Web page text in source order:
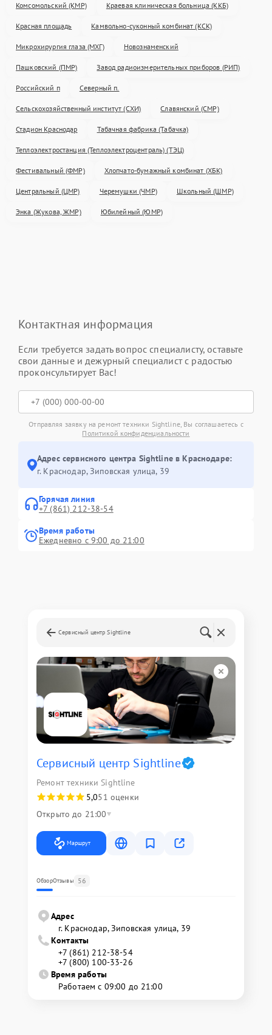
Комсомольский (КМР) Краевая клиническая больница (ККБ)
Красная площадь Камвольно-суконный комбинат (КСК)
Микрохирургия глаза (МХГ) Новознаменский
Пашковский (ПМР) Завод радиоизмерительных приборов (РИП)
Российский п Северный п.
Сельскохозяйственный институт (СХИ) Славянский (СМР)
Стадион Краснодар Табачная фабрика (Табачка)
Теплоэлектростанция (Теплоэлектроцентраль) (ТЭЦ)
Фестивальный (ФМР) Хлопчато-бумажный комбинат (ХБК)
Центральный (ЦМР) Черемушки (ЧМР) Школьный (ШМР)
Энка (Жукова, ЖМР) Юбилейный (ЮМР)
Контактная информация
Если требуется задать вопрос специалисту, оставьте
свои данные и дежурный специалист с радостью
проконсультирует Вас!
Отправляя заявку на ремонт техники Sightline, Вы соглашаетесь с
Политикой конфиденциальности
Адрес сервисного центра Sightline в Краснодаре:
г. Краснодар, Зиповская улица, 39
Горячая линия
+7 (861) 212-38-54
Время работы
Ежедневно с 9:00 до 21:00
Сервисный центр Sightline
Сервисный центр Sightline
Ремонт техники Sightline
5,051 оценки
Открыто до 21:00
Маршрут
ОбзорОтзывы 56
Адрес
г. Краснодар, Зиповская улица, 39
Контакты
+7 (861) 212-38-54
+7 (800) 100-33-26
Время работы
Работаем с 09:00 до 21:00